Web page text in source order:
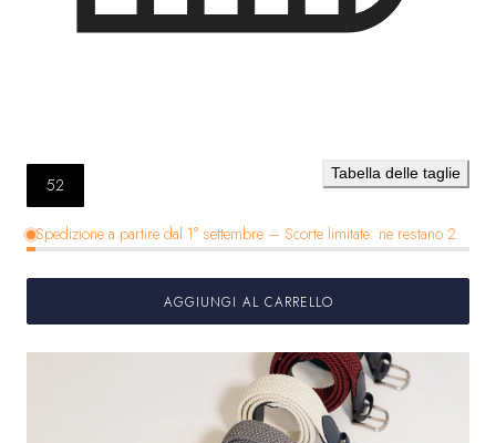
Tabella delle taglie
52
Spedizione a partire dal 1° settembre – Scorte limitate: ne restano 2.
AGGIUNGI AL CARRELLO